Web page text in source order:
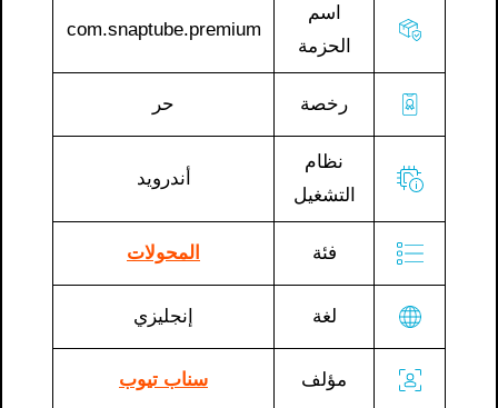
اسم
الحزمة
com.snaptube.premium
رخصة حر
نظام
التشغيل
أندرويد
فئة المحولات
لغة إنجليزي
مؤلف سناب تيوب